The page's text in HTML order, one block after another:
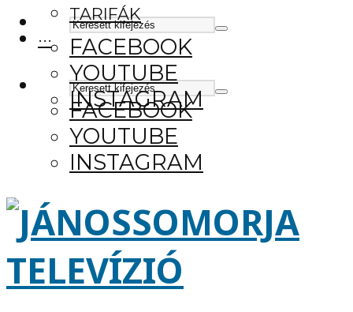
FACEBOOK
YOUTUBE
INSTAGRAM
TARIFÁK
···
FACEBOOK
YOUTUBE
INSTAGRAM